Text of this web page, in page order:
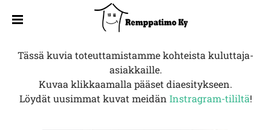
Tässä kuvia toteuttamistamme kohteista kuluttaja-
asiakkaille.
Kuvaa klikkaamalla pääset diaesitykseen.
Löydät uusimmat kuvat meidän Instragram-tililtä!